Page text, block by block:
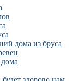
дома из бруса
дома